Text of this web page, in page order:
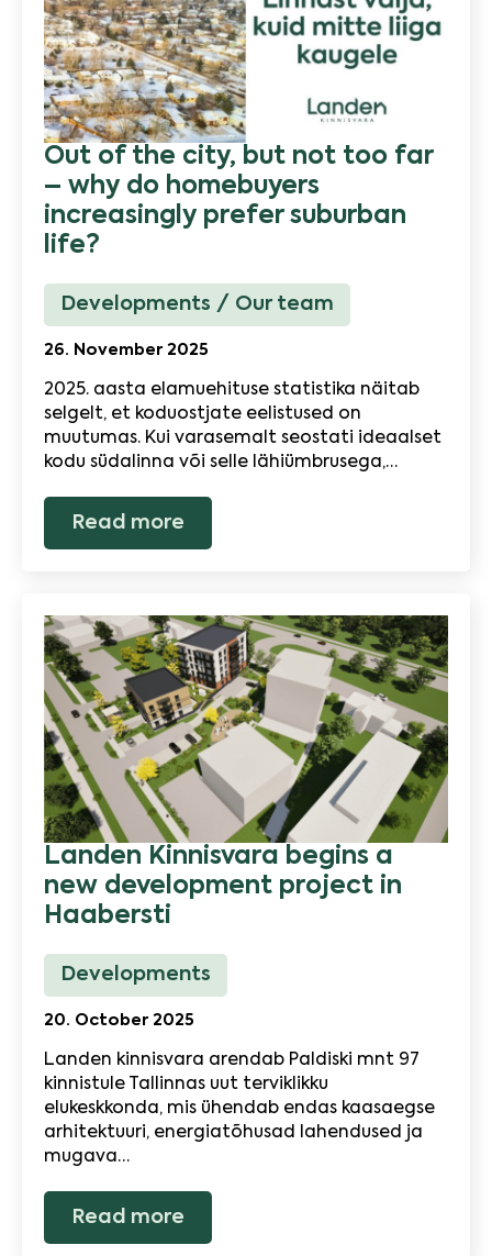
Out of the city, but not too far
– why do homebuyers
increasingly prefer suburban
life?
26. November 2025
Developments Our team
2025. aasta elamuehituse statistika näitab
selgelt, et koduostjate eelistused on
muutumas. Kui varasemalt seostati ideaalset
kodu südalinna või selle lähiümbrusega,…
Read more
Landen Kinnisvara begins a
new development project in
Haabersti
20. October 2025
Developments
Landen kinnisvara arendab Paldiski mnt 97
kinnistule Tallinnas uut terviklikku
elukeskkonda, mis ühendab endas kaasaegse
arhitektuuri, energiatõhusad lahendused ja
mugava…
Read more